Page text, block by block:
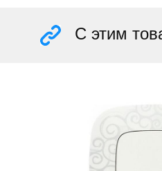
С этим